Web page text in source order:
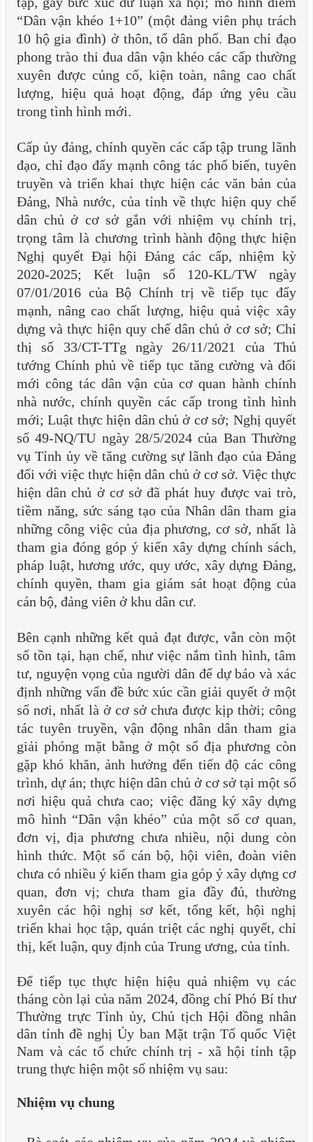
“Dân vận khéo 1+10” (một đảng viên phụ trách
10 hộ gia đình) ở thôn, tổ dân phố. Ban chỉ đạo
phong trào thi đua dân vận khéo các cấp thường
xuyên được củng cố, kiện toàn, nâng cao chất
lượng, hiệu quả hoạt động, đáp ứng yêu cầu
trong tình hình mới.
Cấp ủy đảng, chính quyền các cấp tập trung lãnh
đạo, chỉ đạo đẩy mạnh công tác phổ biến, tuyên
truyền và triển khai thực hiện các văn bản của
Đảng, Nhà nước, của tỉnh về thực hiện quy chế
dân chủ ở cơ sở gắn với nhiệm vụ chính trị,
trọng tâm là chương trình hành động thực hiện
Nghị quyết Đại hội Đảng các cấp, nhiệm kỳ
2020-2025; Kết luận số 120-KL/TW ngày
07/01/2016 của Bộ Chính trị về tiếp tục đẩy
mạnh, nâng cao chất lượng, hiệu quả việc xây
dựng và thực hiện quy chế dân chủ ở cơ sở; Chỉ
thị số 33/CT-TTg ngày 26/11/2021 của Thủ
tướng Chính phủ về tiếp tục tăng cường và đổi
mới công tác dân vận của cơ quan hành chính
nhà nước, chính quyền các cấp trong tình hình
mới; Luật thực hiện dân chủ ở cơ sở; Nghị quyết
số 49-NQ/TU ngày 28/5/2024 của Ban Thường
vụ Tỉnh ủy về tăng cường sự lãnh đạo của Đảng
đối với việc thực hiện dân chủ ở cơ sở. Việc thực
hiện dân chủ ở cơ sở đã phát huy được vai trò,
tiềm năng, sức sáng tạo của Nhân dân tham gia
những công việc của địa phương, cơ sở, nhất là
tham gia đóng góp ý kiến xây dựng chính sách,
pháp luật, hương ước, quy ước, xây dựng Đảng,
chính quyền, tham gia giám sát hoạt động của
cán bộ, đảng viên ở khu dân cư.
Bên cạnh những kết quả đạt được, vẫn còn một
số tồn tại, hạn chế, như việc nắm tình hình, tâm
tư, nguyện vọng của người dân để dự báo và xác
định những vấn đề bức xúc cần giải quyết ở một
số nơi, nhất là ở cơ sở chưa được kịp thời; công
tác tuyên truyền, vận động nhân dân tham gia
giải phóng mặt bằng ở một số địa phương còn
gặp khó khăn, ảnh hưởng đến tiến độ các công
trình, dự án; thực hiện dân chủ ở cơ sở tại một số
nơi hiệu quả chưa cao; việc đăng ký xây dựng
mô hình “Dân vận khéo” của một số cơ quan,
đơn vị, địa phương chưa nhiều, nội dung còn
hình thức. Một số cán bộ, hội viên, đoàn viên
chưa có nhiều ý kiến tham gia góp ý xây dựng cơ
quan, đơn vị; chưa tham gia đầy đủ, thường
xuyên các hội nghị sơ kết, tổng kết, hội nghị
triển khai học tập, quán triệt các nghị quyết, chỉ
thị, kết luận, quy định của Trung ương, của tỉnh.
Để tiếp tục thực hiện hiệu quả nhiệm vụ các
tháng còn lại của năm 2024, đồng chí Phó Bí thư
Thường trực Tỉnh ủy, Chủ tịch Hội đồng nhân
dân tỉnh đề nghị Ủy ban Mặt trận Tổ quốc Việt
Nam và các tổ chức chính trị - xã hội tỉnh tập
trung thực hiện một số nhiệm vụ sau:
Nhiệm vụ chung